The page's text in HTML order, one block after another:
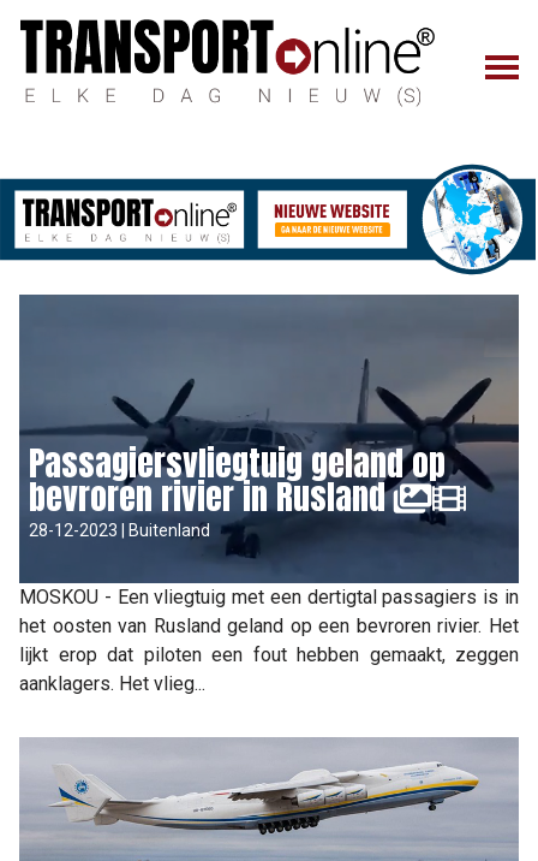
Passagiersvliegtuig geland op
bevroren rivier in Rusland
28-12-2023 | Buitenland
MOSKOU - Een vliegtuig met een dertigtal passagiers is in
het oosten van Rusland geland op een bevroren rivier. Het
lijkt erop dat piloten een fout hebben gemaakt, zeggen
aanklagers. Het vlieg...